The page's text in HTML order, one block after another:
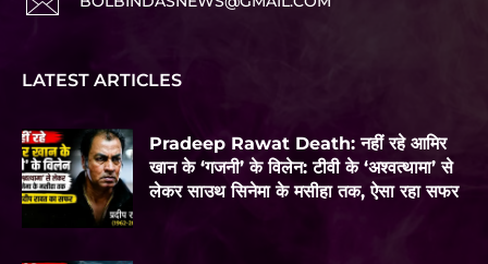
LATEST ARTICLES
Pradeep Rawat Death: नहीं रहे आमिर
खान के ‘गजनी’ के विलेन: टीवी के ‘अश्वत्थामा’ से
लेकर साउथ सिनेमा के मसीहा तक, ऐसा रहा सफर